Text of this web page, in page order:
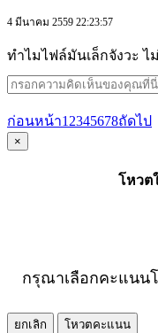
4 มีนาคม 2559 22:23:57
ทำไมไฟล์มันเล็กจังวะ ไ
ก่อนหน้า1 2345678ถัดไป
×
โหวต
กรุณาเลือกคะแนน
ยกเลิก
โหวตคะแนน